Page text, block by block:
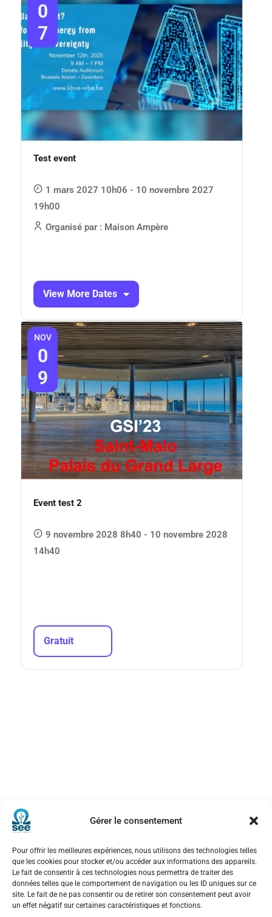
Gérer le consentement
Pour offrir les meilleures expériences, nous utilisons des technologies telles
que les cookies pour stocker et/ou accéder aux informations des appareils.
Le fait de consentir à ces technologies nous permettra de traiter des
données telles que le comportement de navigation ou les ID uniques sur ce
site. Le fait de ne pas consentir ou de retirer son consentement peut avoir
un effet négatif sur certaines caractéristiques et fonctions.
0
7
Test event
1 mars 2027 10h06 - 10 novembre 2027
19h00
Organisé par : Maison Ampère
View More Dates
NOV
0
9
Event test 2
9 novembre 2028 8h40 - 10 novembre 2028
14h40
Gratuit
Société de l’Electricité, de l’Electronique et des Technologies
de l’Information et de la Communication